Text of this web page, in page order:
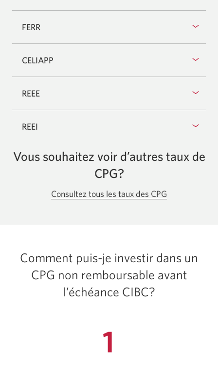
FERR
CELIAPP
REEE
REEI
Vous souhaitez voir d’autres taux de
CPG?
Consultez tous les taux des CPG
Comment puis-je investir dans un
CPG non remboursable avant
l’échéance CIBC?